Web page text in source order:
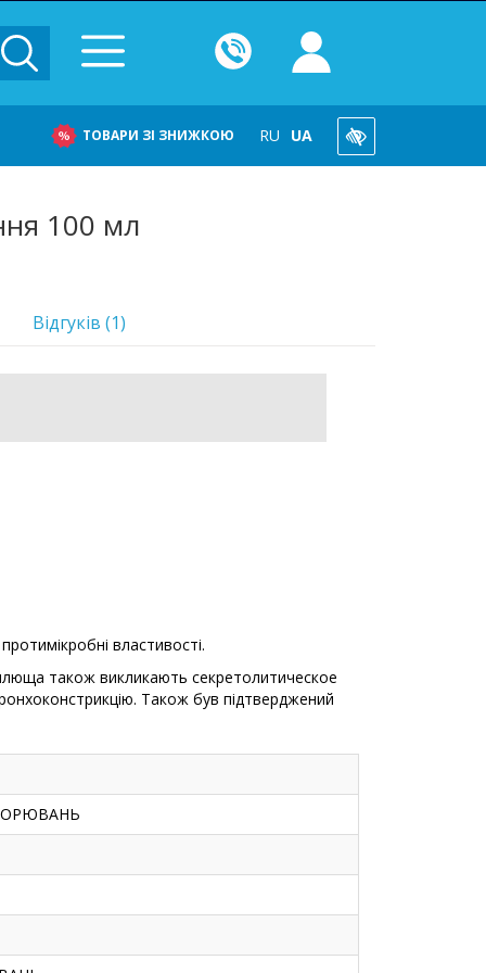
ТОВАРИ ЗІ ЗНИЖКОЮ RU UA
100 мл
Відгуків (1)
властивості.
також викликають секретолитическое
Також був підтверджений